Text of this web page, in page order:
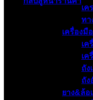
เค
ทา
เครื่องมื
เค
เค
ถัง
ถัง
ยาง&ล้อ